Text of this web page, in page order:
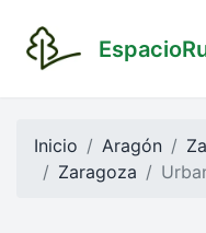
Inicio Aragón
Zaragoza